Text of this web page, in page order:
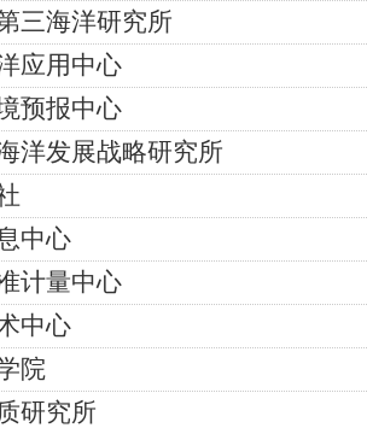
三海洋研究所
应用中心
预报中心
洋发展战略研究所
中心
计量中心
中心
院
研究所